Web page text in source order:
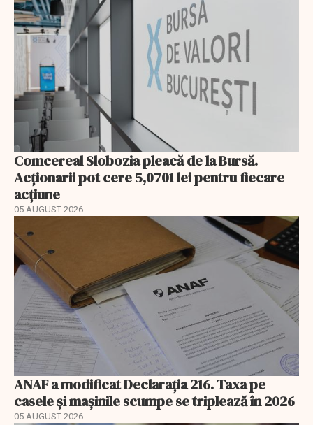
Comcereal Slobozia pleacă de la Bursă.
Acționarii pot cere 5,0701 lei pentru fiecare
acțiune
05 AUGUST 2026
ANAF a modificat Declarația 216. Taxa pe
casele și mașinile scumpe se triplează în 2026
05 AUGUST 2026